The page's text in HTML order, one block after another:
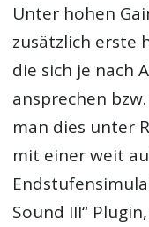
Unter hohen
zusätzlich erste
die sich je nach
ansprechen
man dies unter
mit einer weit
Sound III“